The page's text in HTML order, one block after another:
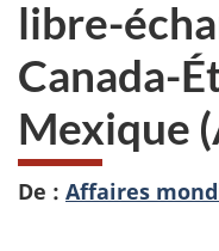
libre-
Canada-
Mexique
De : Affaires